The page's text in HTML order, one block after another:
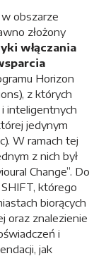
obszarze
złożony
włączania
Horizon
z których
i inteligentnych
jedynym
W ramach tej
z nich był
Change”. Do
którego
biorących
oraz znalezienie
i
jak